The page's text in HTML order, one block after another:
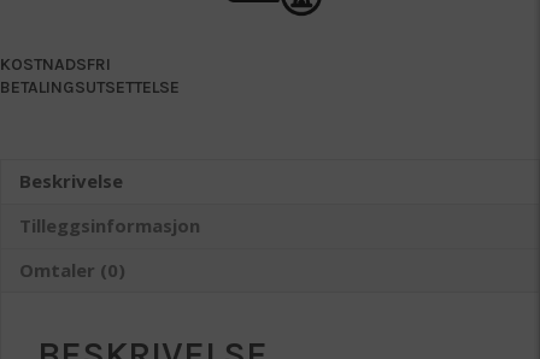
KOSTNADSFRI
BETALINGSUTSETTELSE
Beskrivelse
Tilleggsinformasjon
Omtaler (0)